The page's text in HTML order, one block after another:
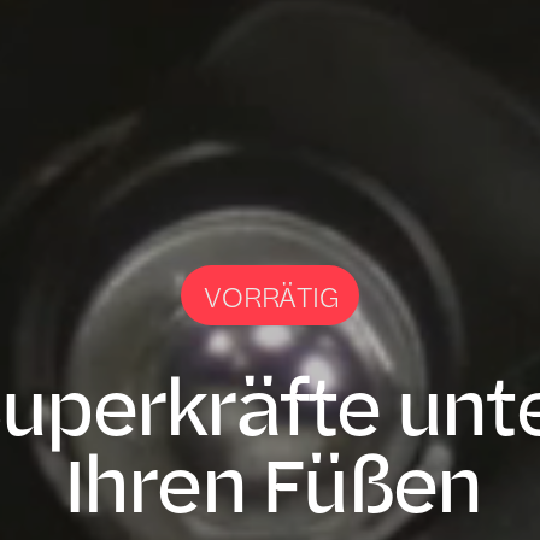
VORRÄTIG
Ihren Füßen